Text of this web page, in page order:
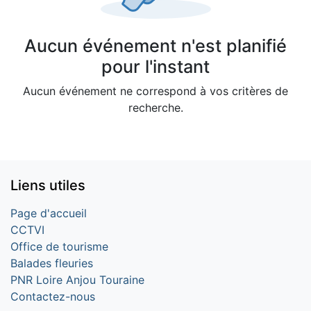
Aucun événement n'est planifié
pour l'instant
Aucun événement ne correspond à vos critères de
recherche.
Liens utiles
Page d'accueil
CCTVI
Office de tourisme
Balades fleuries
PNR Loire Anjou Touraine
Contactez-nous